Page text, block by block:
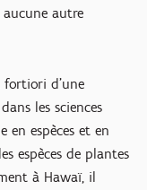
autre
fortiori d'une
les sciences
en espèces et en
espèces de plantes
à Hawaï, il